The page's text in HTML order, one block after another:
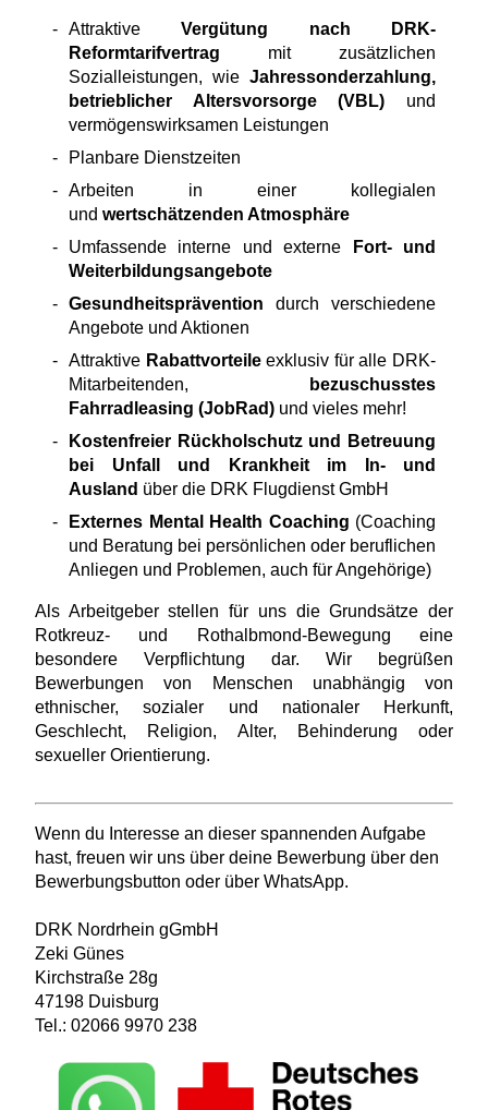
AttraktiveVergütung nach DRK-
Reformtarifvertrag mit zusätzlichen
Sozialleistungen, wie Jahressonderzahlung,
betrieblicher Altersvorsorge (VBL) und
vermögenswirksamen Leistungen
Planbare Dienstzeiten
Arbeiten in einer kollegialen
und wertschätzenden Atmosphäre
Umfassende interne und externe
Fort- und
Weiterbildungsangebote
Gesundheitsprävention durch verschiedene
Angebote und Aktionen
Attraktive Rabattvorteileexklusiv für alle DRK-
Mitarbeitenden,
bezuschusstes
Fahrradleasing (JobRad) und vieles mehr!
Kostenfreier Rückholschutz und Betreuung
bei Unfall und Krankheit im In- und
Ausland über die DRK Flugdienst GmbH
Externes Mental Health Coaching (Coaching
und Beratung bei persönlichen oder beruflichen
Anliegen und Problemen, auch für Angehörige)
Als Arbeitgeber stellen für uns die Grundsätze der
Rotkreuz- und Rothalbmond-Bewegung eine
besondere Verpflichtung dar. Wir begrüßen
Bewerbungen von Menschen unabhängig von
ethnischer, sozialer und nationaler Herkunft,
Geschlecht, Religion, Alter, Behinderung oder
sexueller Orientierung.
Wenn du Interesse an dieser spannenden Aufgabe
hast, freuen wir uns über deine Bewerbung über den
Bewerbungsbutton oder über WhatsApp.
DRK Nordrhein gGmbH
Zeki Günes
Kirchstraße 28g
47198 Duisburg
Tel.: 02066 9970 238